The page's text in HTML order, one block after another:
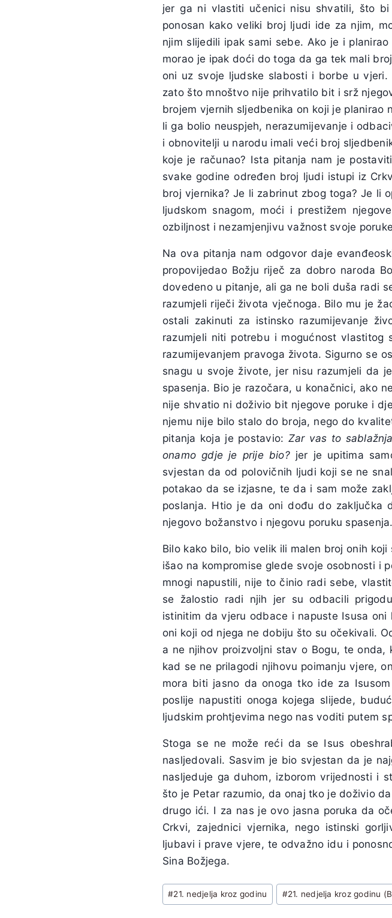
jer ga ni vlastiti učenici nisu shvatili, što
ponosan kako veliki broj ljudi ide za njim,
njim slijedili ipak sami sebe. Ako je i
morao je ipak doći do toga da ga tek mali
oni uz svoje ljudske slabosti i borbe u
zato što mnoštvo nije prihvatilo bit i srž
brojem vjernih sljedbenika on koji je planirao
li ga bolio neuspjeh, nerazumijevanje i
i obnovitelji u narodu imali veći broj
koje je računao? Ista pitanja nam je
svake godine određen broj ljudi istupi iz
broj vjernika? Je li zabrinut zbog toga? Je li
ljudskom snagom, moći i prestižem
ozbiljnost i nezamjenjivu važnost svoje
Na ova pitanja nam odgovor daje
propovijedao Božju riječ za dobro naroda
dovedeno u pitanje, ali ga ne boli duša radi
razumjeli riječi života vječnoga. Bilo mu je
ostali zakinuti za istinsko razumijevanje
razumjeli niti potrebu i mogućnost
razumijevanjem pravoga života. Sigurno se
snagu u svoje živote, jer nisu razumjeli da
spasenja. Bio je razočara, u konačnici, ako
nije shvatio ni doživio bit njegove poruke i
njemu nije bilo stalo do broja, nego do
pitanja koja je postavio: Zar vas to
onamo gdje je prije bio?jer je upitima
svjestan da od polovičnih ljudi koji se ne
potakao da se izjasne, te da i sam može
poslanja. Htio je da oni dođu do zaključka
njegovo božanstvo i njegovu poruku spasenja.
Bilo kako bilo, bio velik ili malen broj onih
išao na kompromise glede svoje osobnosti i
mnogi napustili, nije to činio radi sebe,
se žalostio radi njih jer su odbacili
istinitim da vjeru odbace i napuste Isusa
oni koji od njega ne dobiju što su očekivali.
a ne njihov proizvoljni stav o Bogu, te
kad se ne prilagodi njihovu poimanju vjere,
mora biti jasno da onoga tko ide za
poslije napustiti onoga kojega slijede,
ljudskim prohtjevima nego nas voditi putem
Stoga se ne može reći da se Isus
nasljedovali. Sasvim je bio svjestan da je
nasljeduje ga duhom, izborom vrijednosti i
što je Petar razumio, da onaj tko je doživio
drugo ići. I za nas je ovo jasna poruka da
Crkvi, zajednici vjernika, nego istinski
ljubavi i prave vjere, te odvažno idu i
Sina Božjega.
Post
Tags:
#21. nedjelja kroz godinu #21. nedjelja kroz godinu